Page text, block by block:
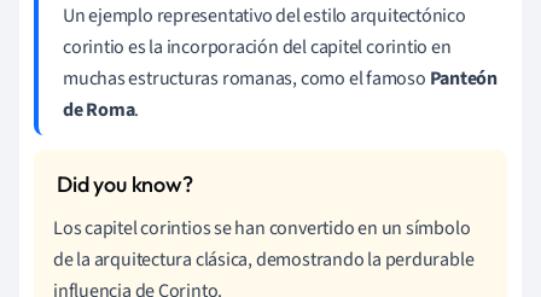
Un ejemplo representativo del estilo arquitectónico
corintio es la incorporación del capitel corintio en
muchas estructuras romanas, como el famoso Panteón
de Roma.
Los capitel corintios se han convertido en un símbolo
de la arquitectura clásica, demostrando la perdurable
influencia de Corinto.